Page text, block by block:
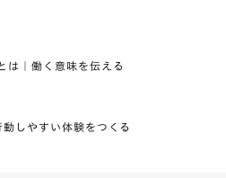
は｜働く意味を伝える
しやすい体験をつくる